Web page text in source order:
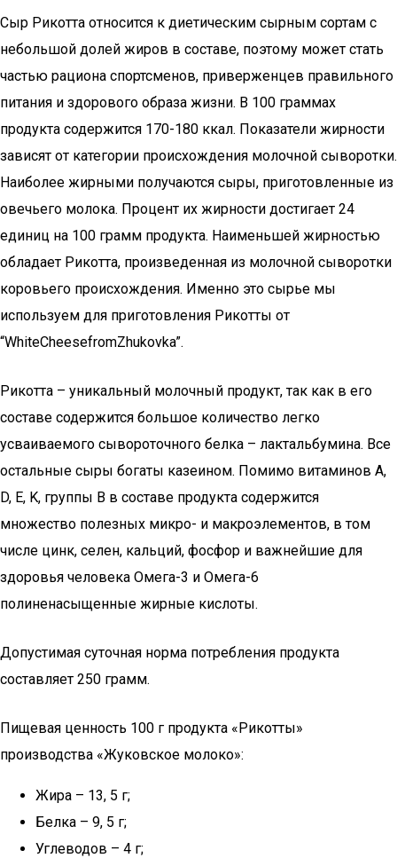
Сыр Рикотта относится к диетическим сырным сортам с
небольшой долей жиров в составе, поэтому может стать
частью рациона спортсменов, приверженцев правильного
питания и здорового образа жизни. В 100 граммах
продукта содержится 170-180 ккал. Показатели жирности
зависят от категории происхождения молочной сыворотки.
Наиболее жирными получаются сыры, приготовленные из
овечьего молока. Процент их жирности достигает 24
единиц на 100 грамм продукта. Наименьшей жирностью
обладает Рикотта, произведенная из молочной сыворотки
коровьего происхождения. Именно это сырье мы
используем для приготовления Рикотты от
“WhiteCheesefromZhukovka”.
Рикотта – уникальный молочный продукт, так как в его
составе содержится большое количество легко
усваиваемого сывороточного белка – лактальбумина. Все
остальные сыры богаты казеином. Помимо витаминов A,
D, E, K, группы B в составе продукта содержится
множество полезных микро- и макроэлементов, в том
числе цинк, селен, кальций, фосфор и важнейшие для
здоровья человека Омега-3 и Омега-6
полиненасыщенные жирные кислоты.
Допустимая суточная норма потребления продукта
составляет 250 грамм.
Пищевая ценность 100 г продукта «Рикотты»
производства «Жуковское молоко»:
Жира – 13, 5 г;
Белка – 9, 5 г;
Углеводов – 4 г;